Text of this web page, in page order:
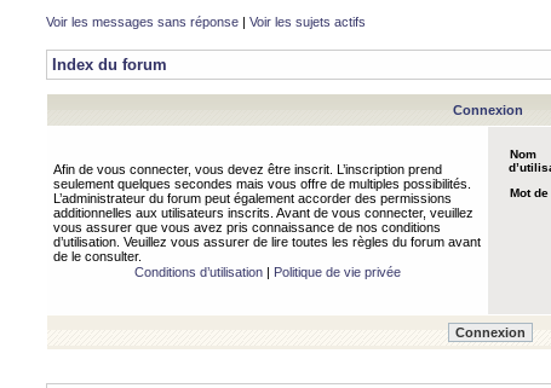
Voir les messages sans réponse | Voir les sujets actifs
Index du forum
Connexion
Afin de vous connecter, vous devez être inscrit. L’inscription prend
seulement quelques secondes mais vous offre de multiples possibilités.
L’administrateur du forum peut également accorder des permissions
additionnelles aux utilisateurs inscrits. Avant de vous connecter, veuillez
vous assurer que vous avez pris connaissance de nos conditions
d’utilisation. Veuillez vous assurer de lire toutes les règles du forum avant
de le consulter.
Conditions d’utilisation| Politique de vie privée
Nom
Mot